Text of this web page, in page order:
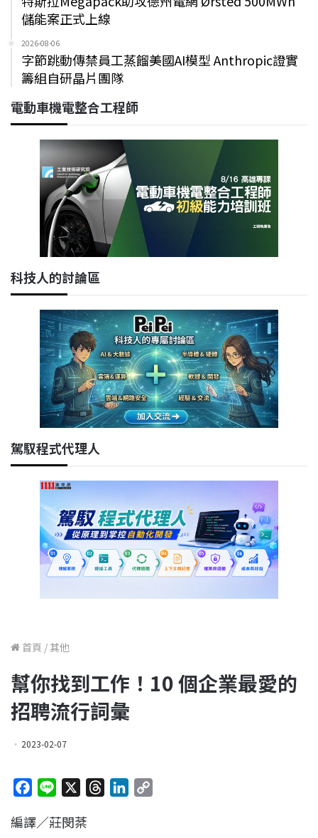
儲能案正式上線
2026-08-06
字節跳動傳禁員工蒸餾美國AI模型 Anthropic證實
籌組自研晶片團隊
電動車機電整合工程師
科技人的討論區
駕馭程式代理人